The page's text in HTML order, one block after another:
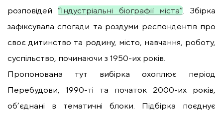
розповідей“Індустріальні біографії міста”. Збірка
зафіксувала спогади та роздуми респондентів про
своє дитинство та родину, місто, навчання, роботу,
суспільство, починаючи з 1950-их років.
Пропонована тут вибірка охоплює період
Перебудови, 1990-ті та початок 2000-их років,
об’єднані в тематичні блоки. Підбірка поєднує